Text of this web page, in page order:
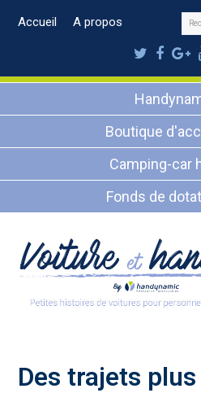
Accueil A propos
Twitter
Boutique
Camping-car
Fonds de
Des trajets